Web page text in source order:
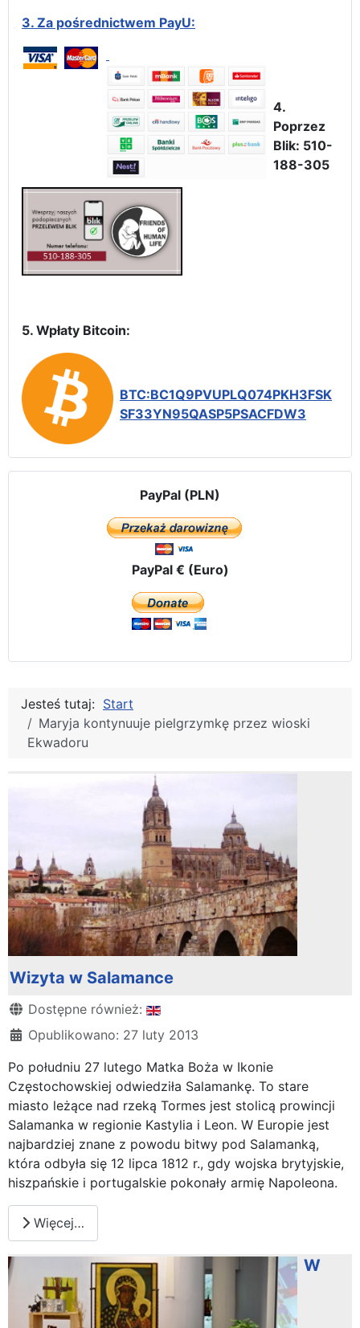
3. Za pośrednictwem PayU:
4.
Poprzez
Blik: 510-
188-305
5. Wpłaty Bitcoin:
BTC:BC1Q9PVUPLQ074PKH3FSK
SF33YN95QASP5PSACFDW3
PayPal (PLN)
PayPal € (Euro)
Jesteś tutaj: Start
Maryja kontynuuje pielgrzymkę przez wioski
Ekwadoru
Wizyta w Salamance
Szczegóły
Dostępne również:
Opublikowano: 27 luty 2013
Po południu 27 lutego Matka Boża w Ikonie
Częstochowskiej odwiedziła Salamankę. To stare
miasto leżące nad rzeką Tormes jest stolicą prowincji
Salamanka w regionie Kastylia i Leon. W Europie jest
najbardziej znane z powodu bitwy pod Salamanką,
która odbyła się 12 lipca 1812 r., gdy wojska brytyjskie,
hiszpańskie i portugalskie pokonały armię Napoleona.
Więcej…
W